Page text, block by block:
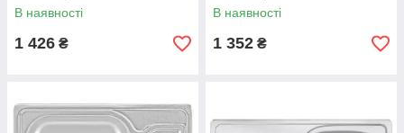
В наявності
1 426 ₴
В наявності
1 352 ₴